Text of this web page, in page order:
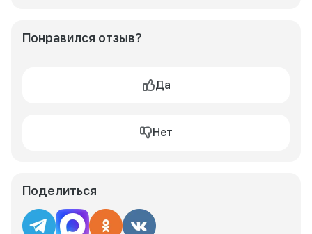
Понравился отзыв?
Да
Нет
Поделиться